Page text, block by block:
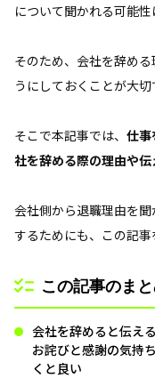
について聞かれる可能性
そのため、会社を辞め
うにしておくことが大切
そこで本記事では、 仕事
社を辞める際の理由や
会社側から退職理由を
するためにも、この記事
この記事のま
会社を辞めると伝え
お詫びと感謝の気持
くと良い